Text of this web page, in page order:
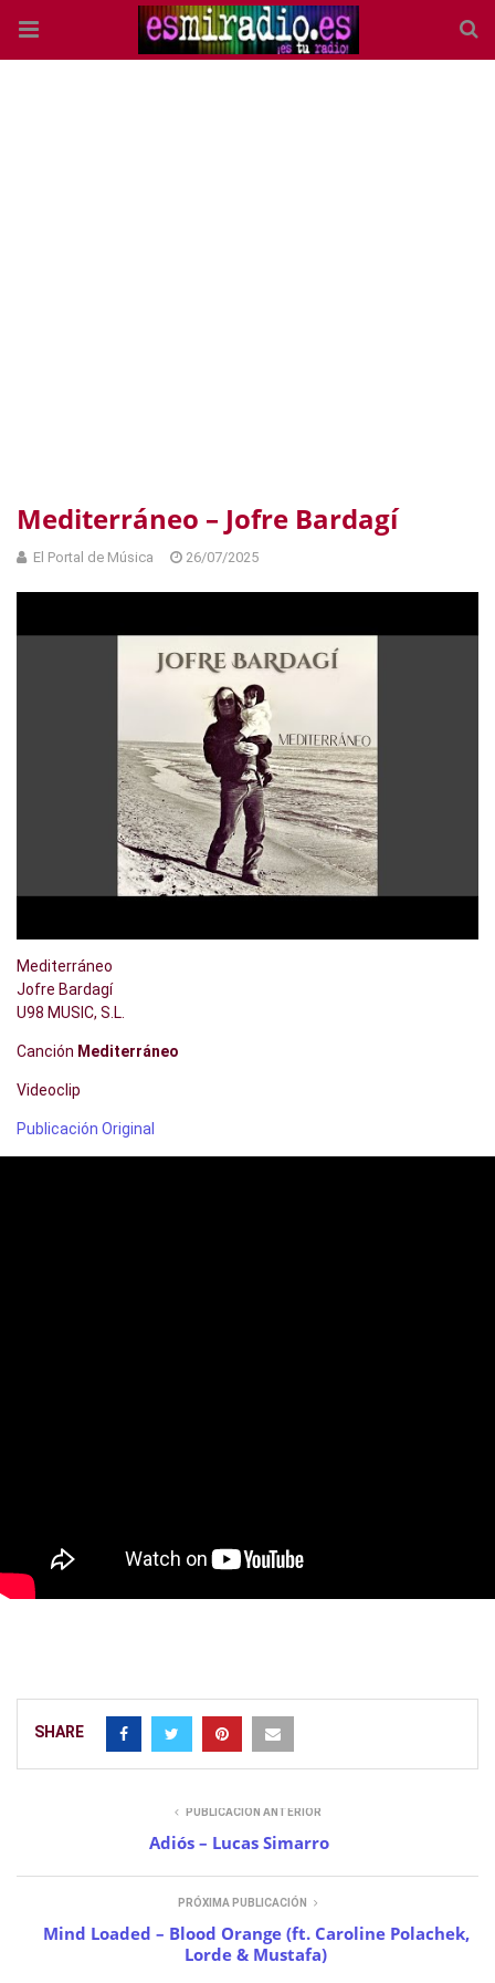
Mediterráneo – Jofre Bardagí
El Portal de Música 26/07/2025
Mediterráneo
Jofre Bardagí
U98 MUSIC, S.L.
Canción Mediterráneo
Videoclip
Publicación Original
SHARE
PUBLICACIÓN ANTERIOR
Adiós – Lucas Simarro
PRÓXIMA PUBLICACIÓN
Mind Loaded – Blood Orange (ft. Caroline Polachek,
Lorde & Mustafa)